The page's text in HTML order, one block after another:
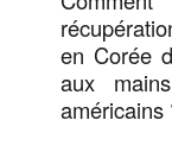
en Corée
aux
américains